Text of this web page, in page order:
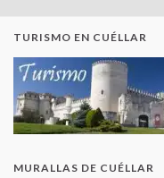
TURISMO EN CUÉLLAR
MURALLAS DE CUÉLLAR